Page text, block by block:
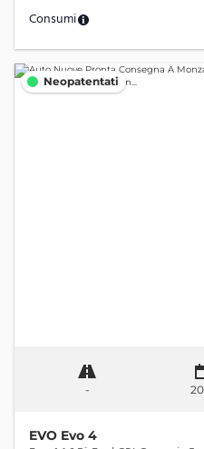
Consumi
Neopatentati
-
EVO Evo 4